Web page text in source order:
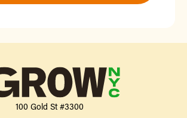
100 Gold St #3300